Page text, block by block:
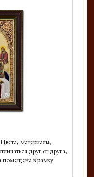
материалы,
друг от друга,
помещена в рамку.